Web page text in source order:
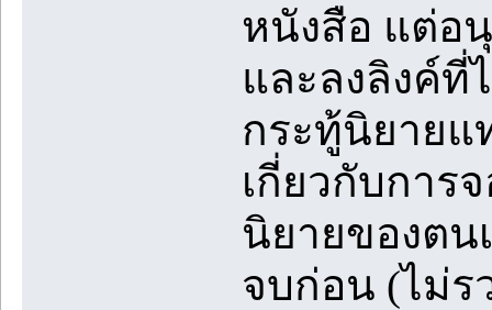
หนังสือ แต่อ
และลงลิงค์ที่
กระทู้นิยาย
เกี่ยวกับการ
นิยายของตน
จบก่อน (ไม่ร